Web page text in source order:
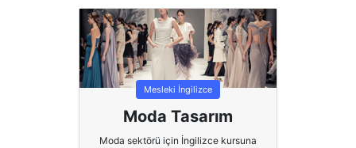
Mesleki İngilizce
Moda Tasarım
Moda sektörü için İngilizce kursuna